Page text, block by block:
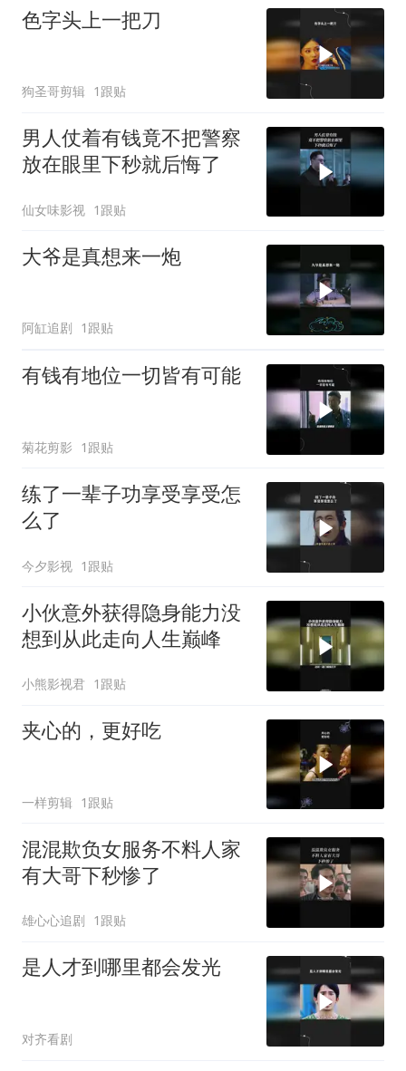
色字头上一把刀
狗圣哥剪辑 1跟贴
男人仗着有钱竟不把警察
放在眼里下秒就后悔了
仙女味影视 1跟贴
大爷是真想来一炮
阿缸追剧 1跟贴
有钱有地位一切皆有可能
菊花剪影 1跟贴
练了一辈子功享受享受怎
么了
今夕影视 1跟贴
小伙意外获得隐身能力没
想到从此走向人生巅峰
小熊影视君 1跟贴
夹心的，更好吃
一样剪辑 1跟贴
混混欺负女服务不料人家
有大哥下秒惨了
雄心心追剧 1跟贴
是人才到哪里都会发光
对齐看剧